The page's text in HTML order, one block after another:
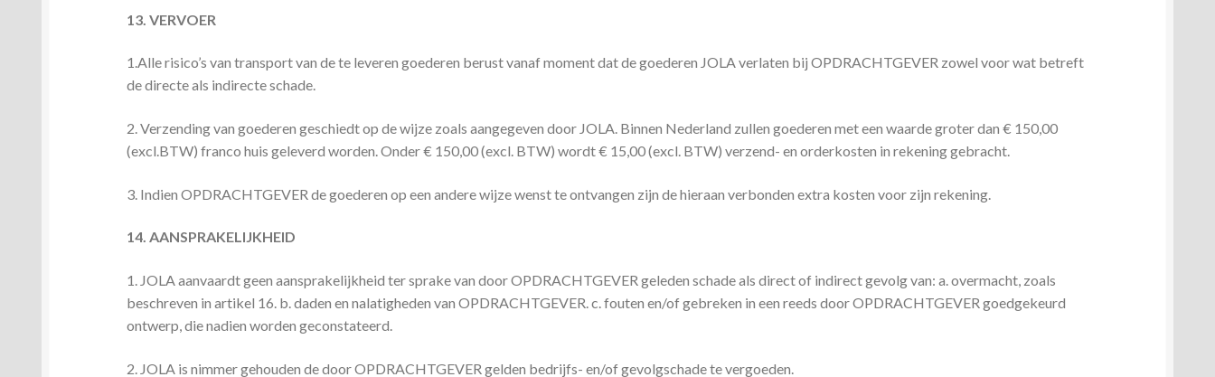
13. VERVOER
1.Alle risico’s van transport van de te leveren goederen berust vanaf moment dat de goederen JOLA verlaten bij OPDRACHTGEVER zowel voor wat betreft
de directe als indirecte schade.
2. Verzending van goederen geschiedt op de wijze zoals aangegeven door JOLA. Binnen Nederland zullen goederen met een waarde groter dan € 150,00
(excl.BTW) franco huis geleverd worden. Onder € 150,00 (excl. BTW) wordt € 15,00 (excl. BTW) verzend- en orderkosten in rekening gebracht.
3. Indien OPDRACHTGEVER de goederen op een andere wijze wenst te ontvangen zijn de hieraan verbonden extra kosten voor zijn rekening.
14. AANSPRAKELIJKHEID
1. JOLA aanvaardt geen aansprakelijkheid ter sprake van door OPDRACHTGEVER geleden schade als direct of indirect gevolg van: a. overmacht, zoals
beschreven in artikel 16. b. daden en nalatigheden van OPDRACHTGEVER. c. fouten en/of gebreken in een reeds door OPDRACHTGEVER goedgekeurd
ontwerp, die nadien worden geconstateerd.
2. JOLA is nimmer gehouden de door OPDRACHTGEVER gelden bedrijfs- en/of gevolgschade te vergoeden.